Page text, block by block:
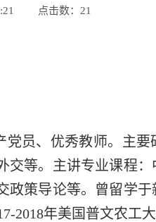
点击数： 21
员、优秀教师。主
交等。主讲专业课程
政策导论等。曾留学
2018年美国普文农工